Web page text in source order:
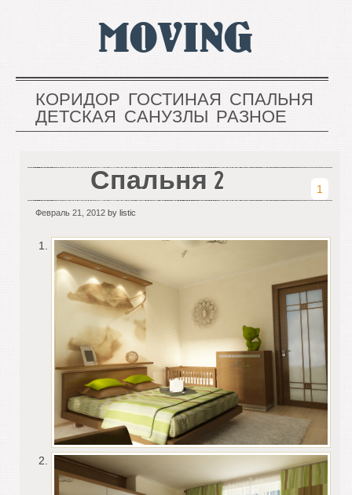
MOVING
КОРИДОР ГОСТИНАЯ
СПАЛЬНЯ
ДЕТСКАЯ
САНУЗЛЫ РАЗНОЕ
Спальня 2 1
Февраль 21, 2012 by listic